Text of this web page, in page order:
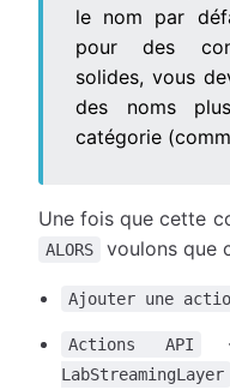
le nom par
pour des
solides, vous
des noms
catégorie
Une fois que cette
ALORS voulons que
Ajouter une
Actions API
LabStreamingLayer